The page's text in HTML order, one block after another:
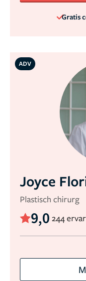
Gratis
ADV
Joyce
Plastisch chirurg
9,0 244